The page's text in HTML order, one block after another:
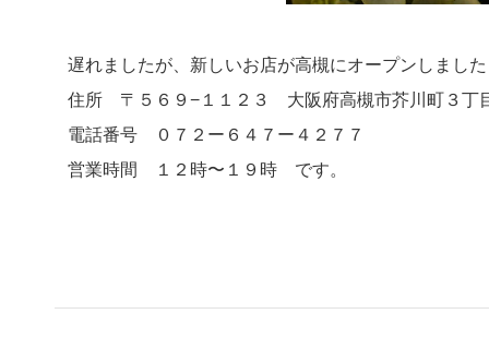
遅れましたが、新しいお店が高槻にオープンしまし
住所 〒５６９−１１２３ 大阪府高槻市芥川町３
電話番号 ０７２ー６４７ー４２７７
営業時間 １２時〜１９時 です。